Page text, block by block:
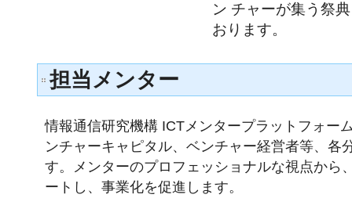
ン チャーが集う祭
おります。
担当メンター
情報通信研究機構 ICTメンタープラットフォー
ンチャーキャピタル、ベンチャー経営者等、各
す。メンターのプロフェッショナルな視点から
ートし、事業化を促進します。